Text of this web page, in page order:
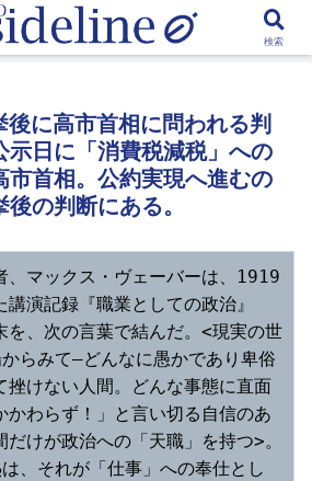
by Toshikawa Takao
に高市首相に問われる判
示日に「消費税減税」への
市首相。公約実現へ進むの
の判断にある。
、マックス・ヴェーバーは、1919
演記録『職業としての政治』
を、次の言葉で結んだ。<現実の世
らみて―どんなに愚かであり卑俗
挫けない人間。どんな事態に直面
かわらず！」と言い切る自信のあ
けが政治への「天職」を持つ>。
、それが「仕事」への奉仕とし
検索